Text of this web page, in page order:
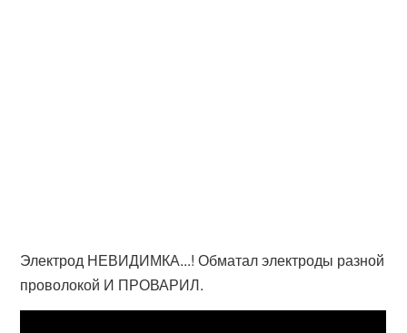
Электрод НЕВИДИМКА...! Обматал электроды разной
проволокой И ПРОВАРИЛ.